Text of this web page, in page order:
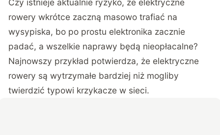
Czy istnieje aktualnie ryzyko, że elektryczne
rowery wkrótce zaczną masowo trafiać na
wysypiska, bo po prostu elektronika zacznie
padać, a wszelkie naprawy będą nieopłacalne?
Najnowszy przykład potwierdza, że elektryczne
rowery są wytrzymałe bardziej niż mogliby
twierdzić typowi krzykacze w sieci.